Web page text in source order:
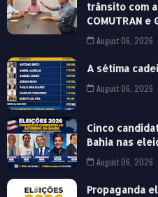
trânsito com
COMUTRAN
August 06, 2026
A sétima
August 06, 2026
Cinco
Bahia nas
August 06, 2026
Propaganda